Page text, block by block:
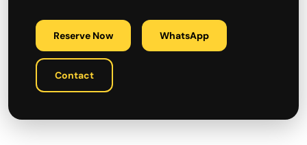
Reserve Now WhatsApp
Contact